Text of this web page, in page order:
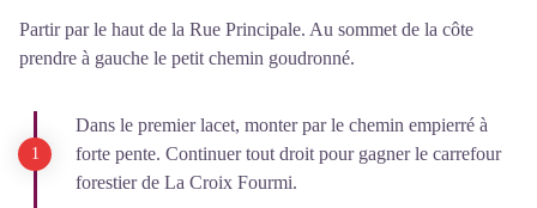
Partir par le haut de la Rue Principale. Au sommet de la côte
prendre à gauche le petit chemin goudronné.
Dans le premier lacet, monter par le chemin empierré à
forte pente. Continuer tout droit pour gagner le carrefour
forestier de La Croix Fourmi.